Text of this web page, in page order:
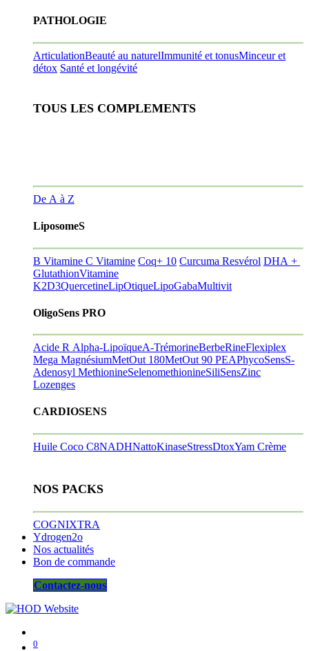
PATHOLOGIE
ArticulationBeauté au naturelImmunité et tonusMinceur et
détox Santé et longévité
TOUS LES COMPLEMENTS
De A à Z
LiposomeS
B Vitamine C Vitamine Coq+ 10 Curcuma Resvérol DHA +
GlutathionVitamine
K2D3QuercetineLipOtiqueLipoGabaMultivit
OligoSens PRO
Acide R Alpha-LipoïqueA-TrémorineBerbeRineFlexiplex
Mega MagnésiumMetOut 180MetOut 90 PEAPhycoSensS-
Adenosyl MethionineSelenomethionineSiliSensZinc
Lozenges
CARDIOSENS
Huile Coco C8NADHNattoKinaseStressDtoxYam Crème
NOS PACKS
COGNIXTRA
Ydrogen2o
Nos actualités
Bon de commande
Contactez-nous
0